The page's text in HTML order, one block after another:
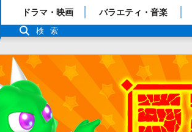
「TBSテレビ」トップページ
番組表
ドラマ・映画 バラエティ・音楽
検索